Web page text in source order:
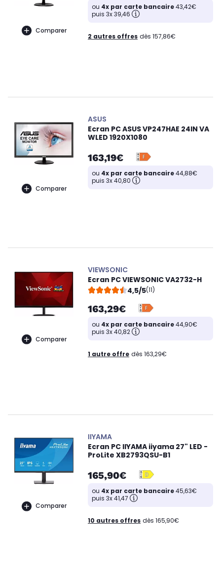
Comparer
ou 4x par carte bancaire43,42€
puis 3x 39,46
2 autres offres dès 157,86€
Comparer
ASUS
Ecran PC ASUS VP247HAE 24IN VA
WLED 1920X1080
163,19€
ou 4x par carte bancaire44,88€
puis 3x 40,80
Comparer
VIEWSONIC
Ecran PC VIEWSONIC VA2732-H
4,5/5(11)
163,29€
ou 4x par carte bancaire44,90€
puis 3x 40,82
1 autre offre dès 163,29€
Comparer
IIYAMA
Ecran PC IIYAMA iiyama 27" LED -
ProLite XB2793QSU-B1
165,90€
ou 4x par carte bancaire45,63€
puis 3x 41,47
10 autres offres dès 165,90€